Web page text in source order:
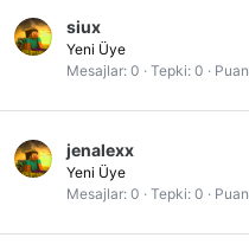
siux
Yeni Üye
Mesajlar 0 Tepki 0 Puan
jenalexx
Yeni Üye
Mesajlar 0 Tepki 0 Puan